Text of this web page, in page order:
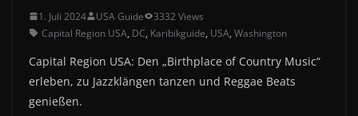
1. Juli 2024 USA Guide
3332 Views
Capital Region USA, DC, Karibikguide, USA, Washington
Capital Region USA: Den „Birthplace of Country Music“
erleben, zu Jazzklängen tanzen und Reggae Beats
genießen.